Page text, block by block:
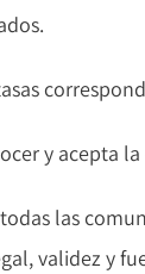
y acepta
las
validez y